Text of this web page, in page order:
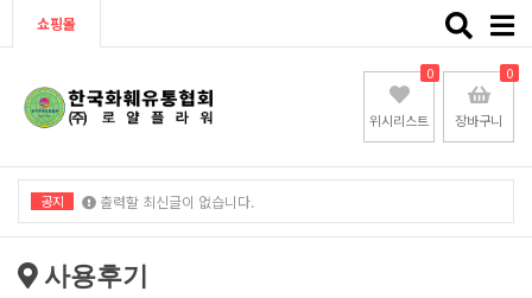
쇼핑몰
Toggle
위시리스트
0
장바구니
0
공지 출력할 최신글이 없습니다.
출력할 최신글이 없습니다.
사용후기